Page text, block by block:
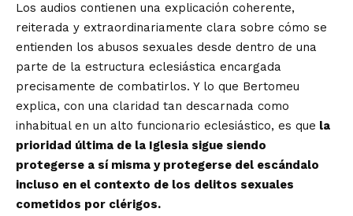
Los audios contienen una explicación coherente,
reiterada y extraordinariamente clara sobre cómo se
entienden los abusos sexuales desde dentro de una
parte de la estructura eclesiástica encargada
precisamente de combatirlos. Y lo que Bertomeu
explica, con una claridad tan descarnada como
inhabitual en un alto funcionario eclesiástico, es que la
prioridad última de la Iglesia sigue siendo
protegerse a sí misma y protegerse del escándalo
incluso en el contexto de los delitos sexuales
cometidos por clérigos.